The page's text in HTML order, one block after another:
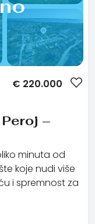
€ 220.000
–
minuta od
koje nudi više
i spremnost za